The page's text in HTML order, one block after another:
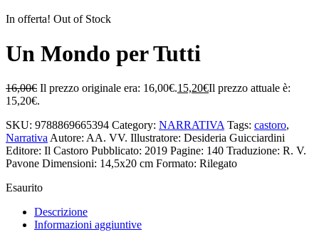
In offerta! Out of Stock
Un Mondo per Tutti
16,00€ Il prezzo originale era: 16,00€.15,20€Il prezzo attuale è:
15,20€.
SKU: 9788869665394 Category: NARRATIVA Tags: castoro,
NarrativaAutore: AA. VV. Illustratore: Desideria Guicciardini
Editore: Il Castoro Pubblicato: 2019 Pagine: 140 Traduzione: R. V.
Pavone Dimensioni: 14,5x20 cm Formato: Rilegato
Esaurito
Descrizione
Informazioni aggiuntive